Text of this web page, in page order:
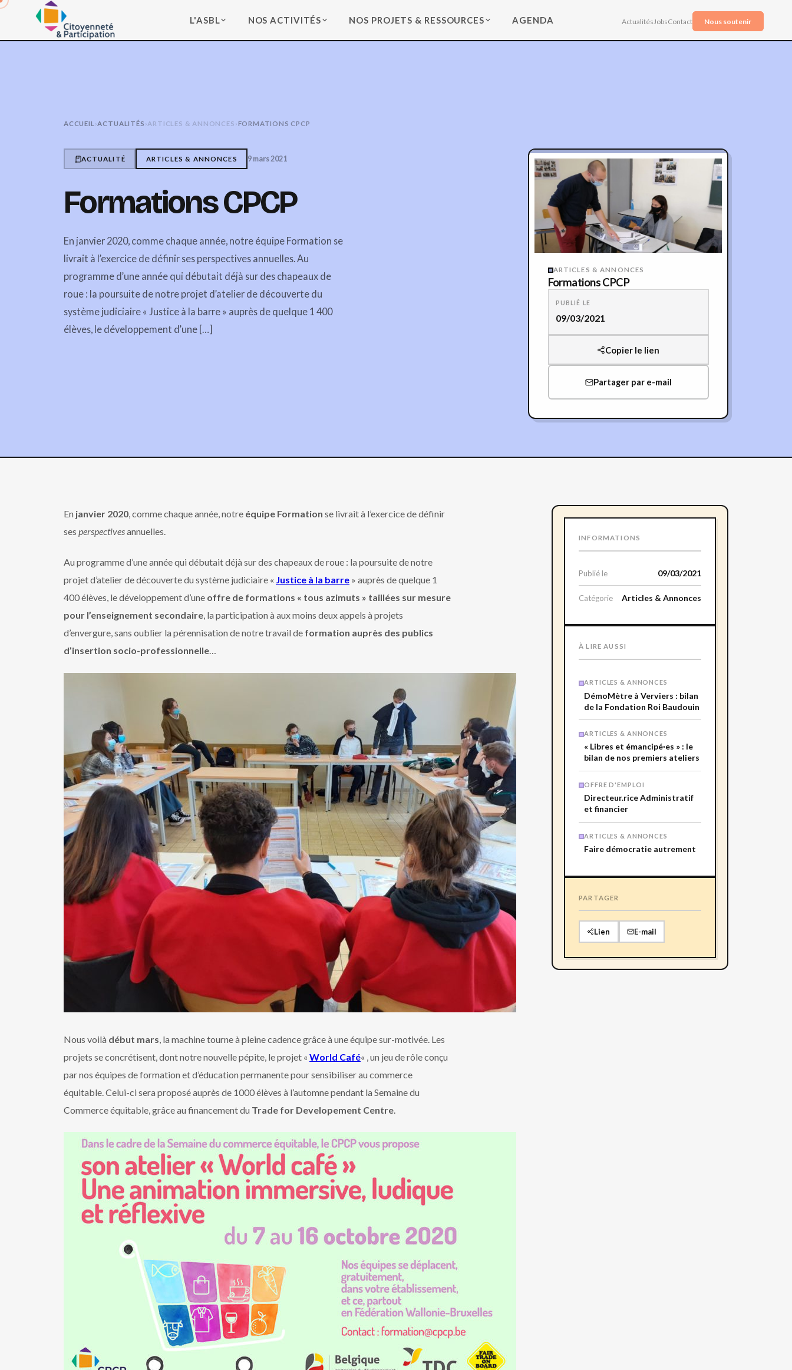
L'ASBL NOS ACTIVITÉS NOS PROJETS & RESSOURCES AGENDA Actualités JobsContact Nous soutenir
ACCUEIL ›ACTUALITÉS ›ARTICLES & ANNONCES ›FORMATIONS CPCP
ACTUALITÉ ARTICLES & ANNONCES 9 mars 2021
Formations CPCP
En janvier 2020, comme chaque année, notre équipe Formation se
livrait à l’exercice de définir ses perspectives annuelles. Au
programme d’une année qui débutait déjà sur des chapeaux de
roue : la poursuite de notre projet d’atelier de découverte du
système judiciaire « Justice à la barre » auprès de quelque 1 400
élèves, le développement d’une […]
ARTICLES & ANNONCES
Formations CPCP
PUBLIÉ LE
09/03/2021
Copier le lien
Partager par e-mail
En janvier 2020, comme chaque année, notre équipe Formation se livrait à l’exercice de définir
ses perspectivesannuelles.
Au programme d’une année qui débutait déjà sur des chapeaux de roue : la poursuite de notre
projet d’atelier de découverte du système judiciaire « Justice à la barre » auprès de quelque 1
400 élèves, le développement d’une offre de formations « tous azimuts » taillées sur mesure
pour l’enseignement secondaire, la participation à aux moins deux appels à projets
d’envergure, sans oublier la pérennisation de notre travail de formation auprès des publics
d’insertion socio-professionnelle…
Nous voilà début mars, la machine tourne à pleine cadence grâce à une équipe sur-motivée. Les
projets se concrétisent, dont notre nouvelle pépite, le projet « World Café« , un jeu de rôle conçu
par nos équipes de formation et d’éducation permanente pour sensibiliser au commerce
équitable. Celui-ci sera proposé auprès de 1000 élèves à l’automne pendant la Semaine du
Commerce équitable, grâce au financement du Trade for Developement Centre.
INFORMATIONS
Publié le 09/03/2021
Catégorie Articles & Annonces
À LIRE AUSSI
ARTICLES & ANNONCES
DémoMètre à Verviers : bilan
de la Fondation Roi Baudouin
ARTICLES & ANNONCES
« Libres et émancipé·es » : le
bilan de nos premiers ateliers
OFFRE D'EMPLOI
Directeur.rice Administratif
et financier
ARTICLES & ANNONCES
Faire démocratie autrement
PARTAGER
Lien E-mail